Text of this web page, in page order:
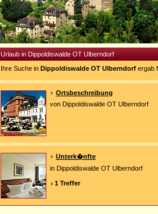
Urlaub in Dippoldiswalde OT Ulberndorf
Ihre Suche in Dippoldiswalde OT Ulberndorf ergab
Ortsbeschreibung
von Dippoldiswalde OT Ulberndorf
Unterk�nfte
in Dippoldiswalde OT Ulberndorf
1 Treffer